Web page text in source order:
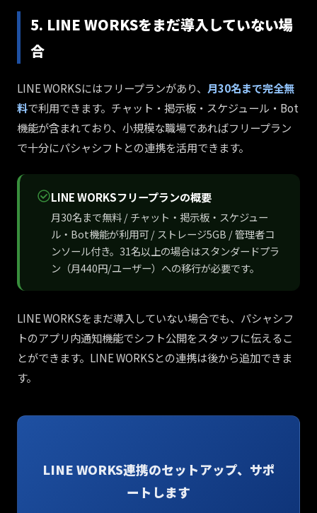
5. LINE WORKSをまだ導入していない場
合
LINE WORKSにはフリープランがあり、 月30名まで完全無
料で利用できます。チャット・掲示板・スケジュール・Bot
機能が含まれており、小規模な職場であればフリープラン
で十分にパシャシフトとの連携を活用できます。
LINE WORKSフリープランの概要
月30名まで無料 / チャット・掲示板・スケジュー
ル・Bot機能が利用可 / ストレージ5GB / 管理者コ
ンソール付き。31名以上の場合はスタンダードプラ
ン（月440円/ユーザー）への移行が必要です。
LINE WORKSをまだ導入していない場合でも、パシャシフ
トのアプリ内通知機能でシフト公開をスタッフに伝えるこ
とができます。LINE WORKSとの連携は後から追加できま
す。
LINE WORKS連携のセットアップ、サポ
ートします